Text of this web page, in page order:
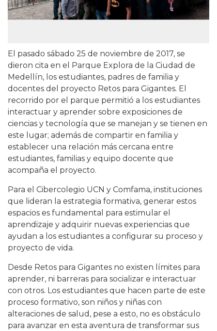
El pasado sábado 25 de noviembre de 2017, se
dieron cita en el Parque Explora de la Ciudad de
Medellín, los estudiantes, padres de familia y
docentes del proyecto Retos para Gigantes. El
recorrido por el parque permitió a los estudiantes
interactuar y aprender sobre exposiciones de
ciencias y tecnología que se manejan y se tienen en
este lugar; además de compartir en familia y
establecer una relación más cercana entre
estudiantes, familias y equipo docente que
acompaña el proyecto.
Para el Cibercolegio UCN y Comfama, instituciones
que lideran la estrategia formativa, generar estos
espacios es fundamental para estimular el
aprendizaje y adquirir nuevas experiencias que
ayudan a los estudiantes a configurar su proceso y
proyecto de vida.
Desde Retos para Gigantes no existen límites para
aprender, ni barreras para socializar e interactuar
con otros. Los estudiantes que hacen parte de este
proceso formativo, son niños y niñas con
alteraciones de salud, pese a esto, no es obstáculo
para avanzar en esta aventura de transformar sus